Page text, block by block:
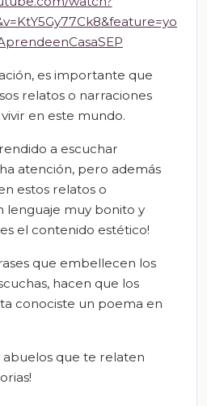
es importante que
relatos o narraciones
en este mundo.
a escuchar
atención, pero además
estos relatos o
lenguaje muy bonito y
el contenido estético!
que embellecen los
hacen que los
conociste un poema en
abuelos que te relaten